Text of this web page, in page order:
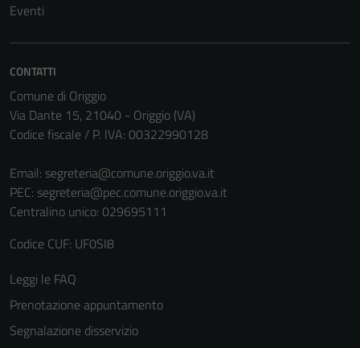
Eventi
CONTATTI
Comune di Origgio
Via Dante 15, 21040 - Origgio (VA)
Codice fiscale / P. IVA: 00322990128
Email: segreteria@comune.origgio.va.it
PEC: segreteria@pec.comune.origgio.va.it
Centralino unico: 029695111
Codice CUF: UF0SI8
Leggi le FAQ
Prenotazione appuntamento
Segnalazione disservizio